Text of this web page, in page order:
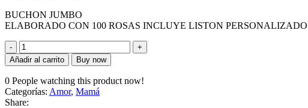
original
era:
actual
es:
BUCHON JUMBO
ELABORADO CON 100 ROSAS INCLUYE LISTON
TF-
003
cantidad
Añadir al carrito Buy now
0 People watching this product now!
Categorías: Amor, Mamá
Share: